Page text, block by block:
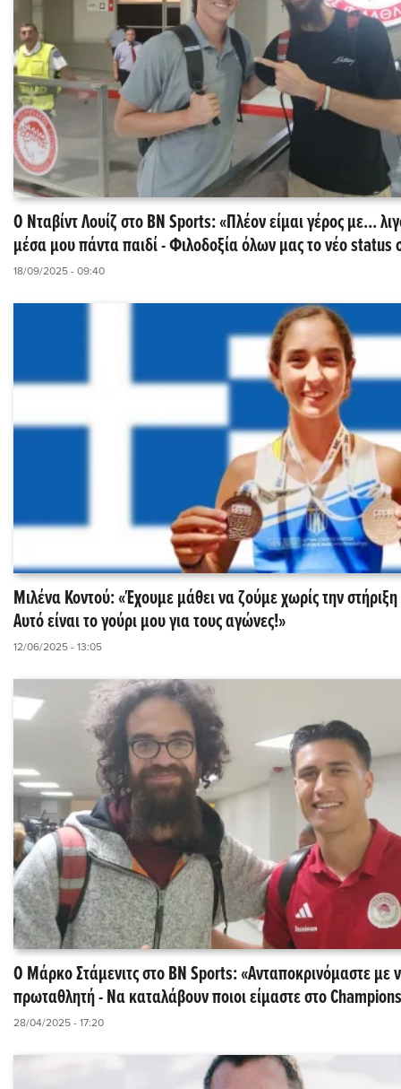
Ο Νταβίντ Λουίζ στο BN Sports: «Πλέον είμαι γέρος με...
μέσα μου πάντα παιδί - Φιλοδοξία όλων μας το νέο
18/09/2025 - 09:40
Μιλένα Κοντού: «Έχουμε μάθει να ζούμε χωρίς την
Αυτό είναι το γούρι μου για τους αγώνες!»
12/06/2025 - 13:05
Ο Μάρκο Στάμενιτς στο BN Sports: «Ανταποκρινόμαστε με
πρωταθλητή - Να καταλάβουν ποιοι είμαστε στο
28/04/2025 - 17:20